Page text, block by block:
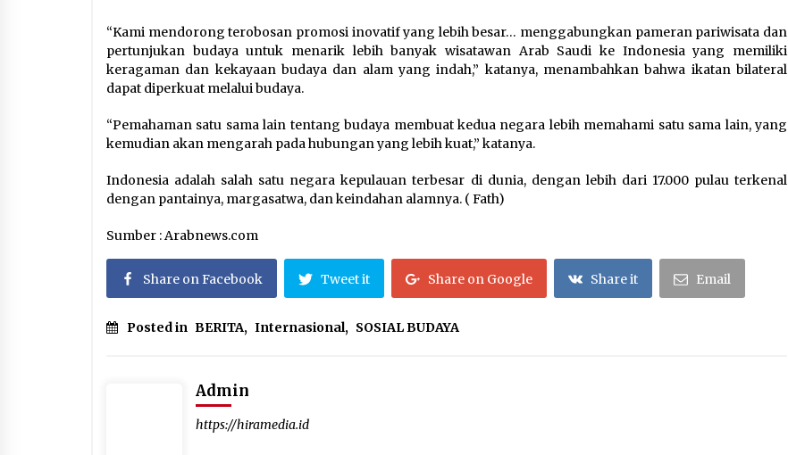
“Kami mendorong terobosan promosi inovatif yang lebih besar… menggabungkan pameran pariwisata dan
pertunjukan budaya untuk menarik lebih banyak wisatawan Arab Saudi ke Indonesia yang memiliki
keragaman dan kekayaan budaya dan alam yang indah,” katanya, menambahkan bahwa ikatan bilateral
dapat diperkuat melalui budaya.
“Pemahaman satu sama lain tentang budaya membuat kedua negara lebih memahami satu sama lain, yang
kemudian akan mengarah pada hubungan yang lebih kuat,” katanya.
Indonesia adalah salah satu negara kepulauan terbesar di dunia, dengan lebih dari 17.000 pulau terkenal
dengan pantainya, margasatwa, dan keindahan alamnya. ( Fath)
Sumber : Arabnews.com
Share on Facebook Tweet it Share on Google Share it Email
Posted in BERITA, Internasional, SOSIAL BUDAYA
Admin
https://hiramedia.id